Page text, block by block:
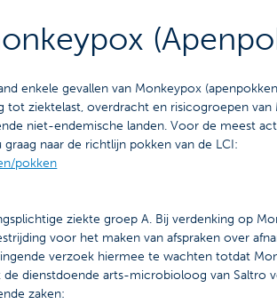
enkele gevallen van Monkeypox
tot ziektelast, overdracht en risicogroepen van
niet-endemische landen. Voor de meest
naar de richtlijn pokken van de LCI:
pokken
ziekte groep A. Bij verdenking op
voor het maken van afspraken over
verzoek hiermee te wachten totdat
dienstdoende arts-microbioloog van Saltro
zaken: